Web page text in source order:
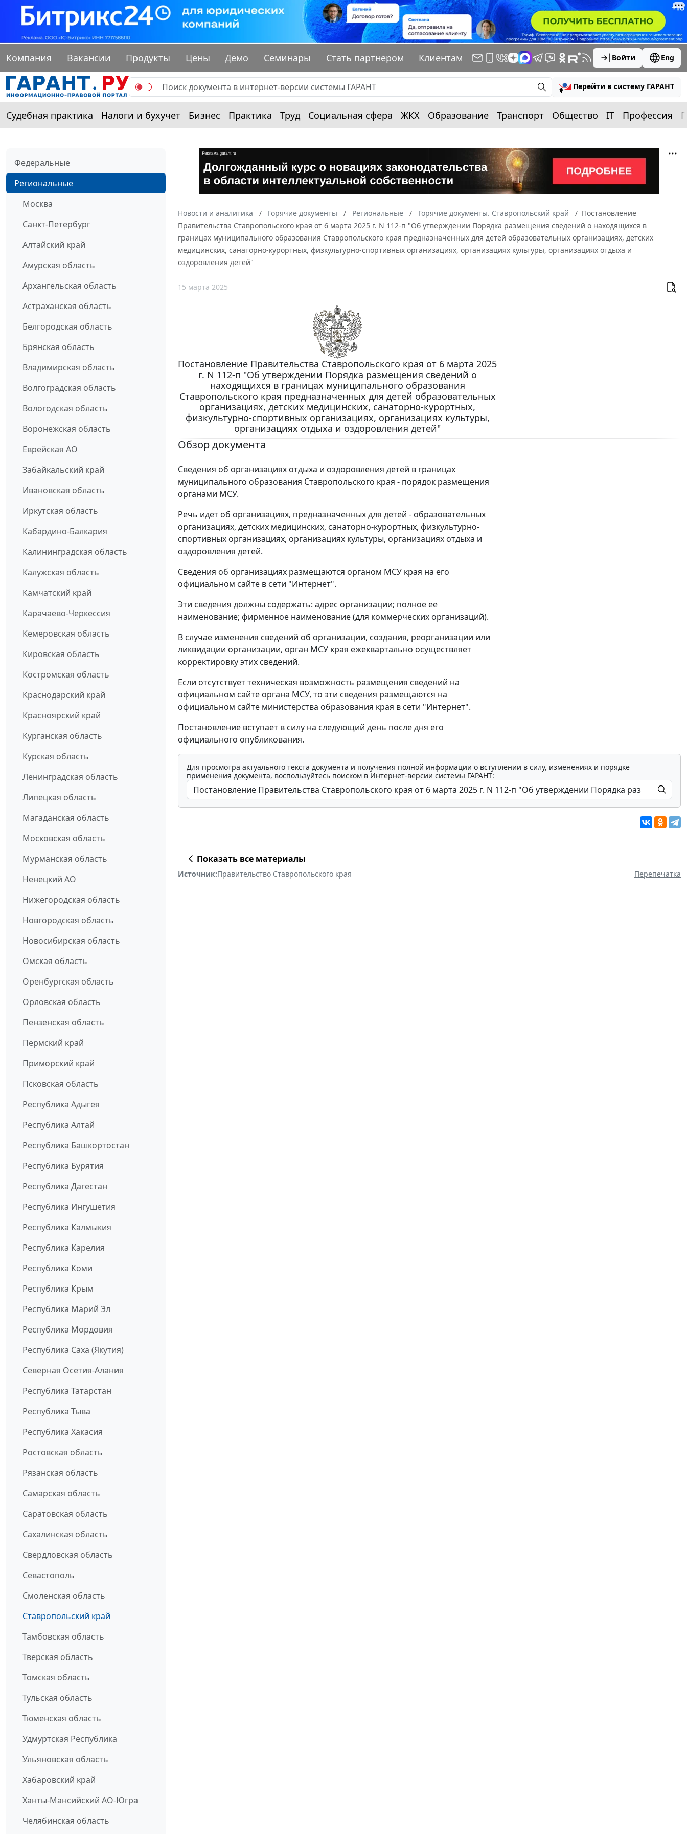
Компания Вакансии Продукты Цены Демо Семинары Стать партнером Клиентам Войти Eng
Перейти в систему ГАРАНТ
Судебная практика Налоги и бухучет Бизнес Практика Труд Социальная сфера ЖКХ Образование Транспорт Общество IT Профессия
Федеральные
Региональные
Москва
Санкт-Петербург
Алтайский край
Амурская область
Архангельская область
Астраханская область
Белгородская область
Брянская область
Владимирская область
Волгоградская область
Вологодская область
Воронежская область
Еврейская АО
Забайкальский край
Ивановская область
Иркутская область
Кабардино-Балкария
Калининградская область
Калужская область
Камчатский край
Карачаево-Черкессия
Кемеровская область
Кировская область
Костромская область
Краснодарский край
Красноярский край
Курганская область
Курская область
Ленинградская область
Липецкая область
Магаданская область
Московская область
Мурманская область
Ненецкий АО
Нижегородская область
Новгородская область
Новосибирская область
Омская область
Оренбургская область
Орловская область
Пензенская область
Пермский край
Приморский край
Псковская область
Республика Адыгея
Республика Алтай
Республика Башкортостан
Республика Бурятия
Республика Дагестан
Республика Ингушетия
Республика Калмыкия
Республика Карелия
Республика Коми
Республика Крым
Республика Марий Эл
Республика Мордовия
Республика Саха (Якутия)
Северная Осетия-Алания
Республика Татарстан
Республика Тыва
Республика Хакасия
Ростовская область
Рязанская область
Самарская область
Саратовская область
Сахалинская область
Свердловская область
Севастополь
Смоленская область
Ставропольский край
Тамбовская область
Тверская область
Томская область
Тульская область
Тюменская область
Удмуртская Республика
Ульяновская область
Хабаровский край
Ханты-Мансийский АО-Югра
Челябинская область
Новости и аналитика Горячие документы Региональные Горячие документы. Ставропольский край
Постановление
Правительства Ставропольского края от 6 марта 2025 г. N 112-п "Об утверждении Порядка размещения сведений о находящихся в
границах муниципального образования Ставропольского края предназначенных для детей образовательных организациях, детских
медицинских, санаторно-курортных, физкультурно-спортивных организациях, организациях культуры, организациях отдыха и
оздоровления детей"
15 марта 2025
Постановление Правительства Ставропольского края от 6 марта 2025
г. N 112-п "Об утверждении Порядка размещения сведений о
находящихся в границах муниципального образования
Ставропольского края предназначенных для детей образовательных
организациях, детских медицинских, санаторно-курортных,
физкультурно-спортивных организациях, организациях культуры,
организациях отдыха и оздоровления детей"
Обзор документа
Сведения об организациях отдыха и оздоровления детей в границах
муниципального образования Ставропольского края - порядок размещения
органами МСУ.
Речь идет об организациях, предназначенных для детей - образовательных
организациях, детских медицинских, санаторно-курортных, физкультурно-
спортивных организациях, организациях культуры, организациях отдыха и
оздоровления детей.
Сведения об организациях размещаются органом МСУ края на его
официальном сайте в сети "Интернет".
Эти сведения должны содержать: адрес организации; полное ее
наименование; фирменное наименование (для коммерческих организаций).
В случае изменения сведений об организации, создания, реорганизации или
ликвидации организации, орган МСУ края ежеквартально осуществляет
корректировку этих сведений.
Если отсутствует техническая возможность размещения сведений на
официальном сайте органа МСУ, то эти сведения размещаются на
официальном сайте министерства образования края в сети "Интернет".
Постановление вступает в силу на следующий день после дня его
официального опубликования.
Для просмотра актуального текста документа и получения полной информации о вступлении в силу, изменениях и порядке
применения документа, воспользуйтесь поиском в Интернет-версии системы ГАРАНТ:
Показать все материалы
Источник:Правительство Ставропольского края Перепечатка